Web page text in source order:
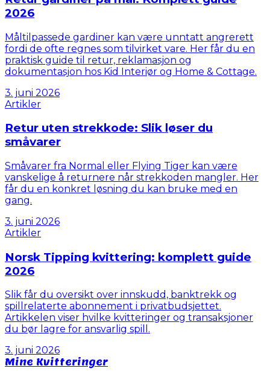
2026
Måltilpassede gardiner kan være unntatt angrerett
fordi de ofte regnes som tilvirket vare. Her får du en
praktisk guide til retur, reklamasjon og
dokumentasjon hos Kid Interiør og Home & Cottage.
3. juni 2026
Artikler
Retur uten strekkode: Slik løser du
småvarer
Småvarer fra Normal eller Flying Tiger kan være
vanskelige å returnere når strekkoden mangler. Her
får du en konkret løsning du kan bruke med en
gang.
3. juni 2026
Artikler
Norsk Tipping kvittering: komplett guide
2026
Slik får du oversikt over innskudd, banktrekk og
spillrelaterte abonnement i privatbudsjettet.
Artikkelen viser hvilke kvitteringer og transaksjoner
du bør lagre for ansvarlig spill.
3. juni 2026
Mine Kvitteringer